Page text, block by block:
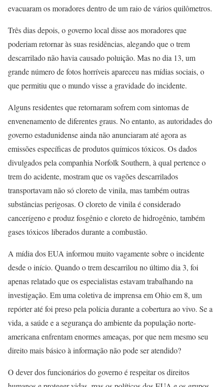
evacuaram os moradores dentro de um raio de vários quilômetros.
Três dias depois, o governo local disse aos moradores que
poderiam retornar às suas residências, alegando que o trem
descarrilado não havia causado poluição. Mas no dia 13, um
grande número de fotos horríveis apareceu nas mídias sociais, o
que permitiu que o mundo visse a gravidade do incidente.
Alguns residentes que retornaram sofrem com sintomas de
envenenamento de diferentes graus. No entanto, as autoridades do
governo estadunidense ainda não anunciaram até agora as
emissões específicas de produtos químicos tóxicos. Os dados
divulgados pela companhia Norfolk Southern, à qual pertence o
trem do acidente, mostram que os vagões descarrilados
transportavam não só cloreto de vinila, mas também outras
substâncias perigosas. O cloreto de vinila é considerado
cancerígeno e produz fosgênio e cloreto de hidrogênio, também
gases tóxicos liberados durante a combustão.
A mídia dos EUA informou muito vagamente sobre o incidente
desde o início. Quando o trem descarrilou no último dia 3, foi
apenas relatado que os especialistas estavam trabalhando na
investigação. Em uma coletiva de imprensa em Ohio em 8, um
repórter até foi preso pela polícia durante a cobertura ao vivo. Se a
vida, a saúde e a segurança do ambiente da população norte-
americana enfrentam enormes ameaças, por que nem mesmo seu
direito mais básico à informação não pode ser atendido?
O dever dos funcionários do governo é respeitar os direitos